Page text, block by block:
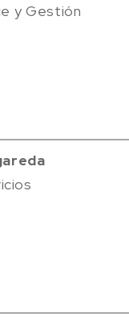
y Gestión